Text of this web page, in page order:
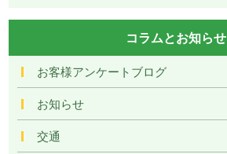
コラムとお知らせ
お客様アンケートブログ
お知らせ
交通